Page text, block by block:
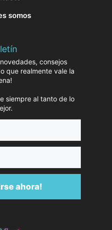
somos
consejos
que realmente vale la
siempre al tanto de lo
ahora!